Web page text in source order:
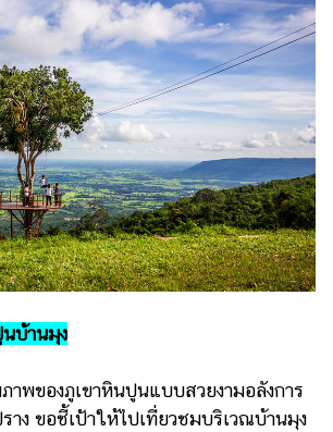
บ้านมุง
าพของภูเขาหินปูนแบบสวยงามอลังการ
าง ขอชี้เป้าให้ไปเที่ยวชมบริเวณบ้านมุง